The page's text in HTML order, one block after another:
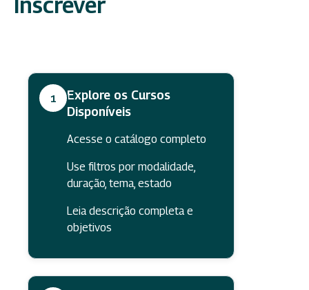
1
Explore os Cursos
Disponíveis
Acesse o catálogo completo
Use filtros por modalidade,
duração, tema, estado
Leia descrição completa e
objetivos